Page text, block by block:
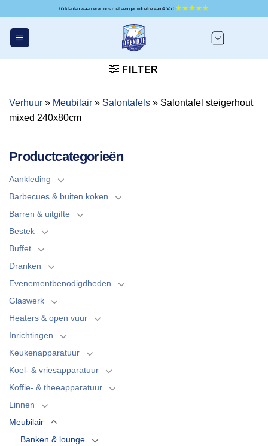
inhoud
65 klanten waarderen ons met een gemiddelde van 4.5/5.0
FILTER
Verhuur » Meubilair » Salontafels » Salontafel steigerhout
mixed 240x80cm
Productcategorieën
Aankleding
Barbecues & buiten koken
Barren & uitgifte
Bestek
Buffet
Dranken
Evenementbenodigdheden
Glaswerk
Heaters & open vuur
Inrichtingen
Keukenapparatuur
Koel- & vriesapparatuur
Koffie- & theeapparatuur
Linnen
Meubilair
Banken & lounge